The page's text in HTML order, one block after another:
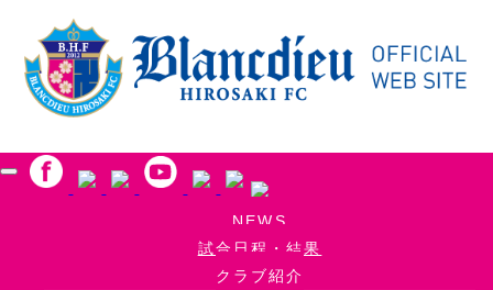
NEWS
試合日程・結果
クラブ紹介